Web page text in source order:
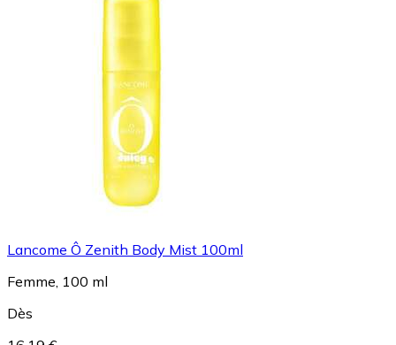
Lancome Ô Zenith Body Mist 100ml
Femme, 100 ml
Dès